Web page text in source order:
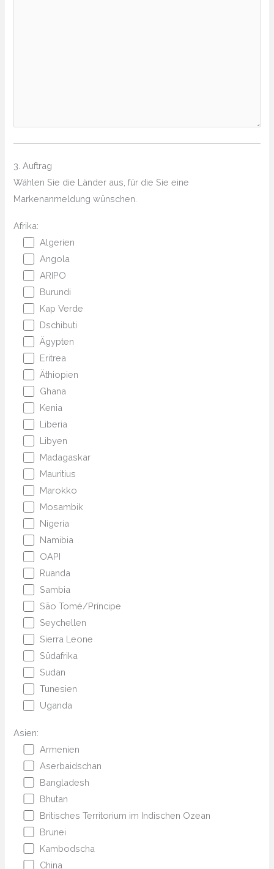
3. Auftrag
Wählen Sie die Länder aus, für die Sie eine
Markenanmeldung wünschen.
Afrika:
Algerien
Angola
ARIPO
Burundi
Kap Verde
Dschibuti
Ägypten
Eritrea
Äthiopien
Ghana
Kenia
Liberia
Libyen
Madagaskar
Mauritius
Marokko
Mosambik
Nigeria
Namibia
OAPI
Ruanda
Sambia
São Tomé/Príncipe
Seychellen
Sierra Leone
Südafrika
Sudan
Tunesien
Uganda
Asien:
Armenien
Aserbaidschan
Bangladesh
Bhutan
Britisches Territorium im Indischen Ozean
Brunei
Kambodscha
China